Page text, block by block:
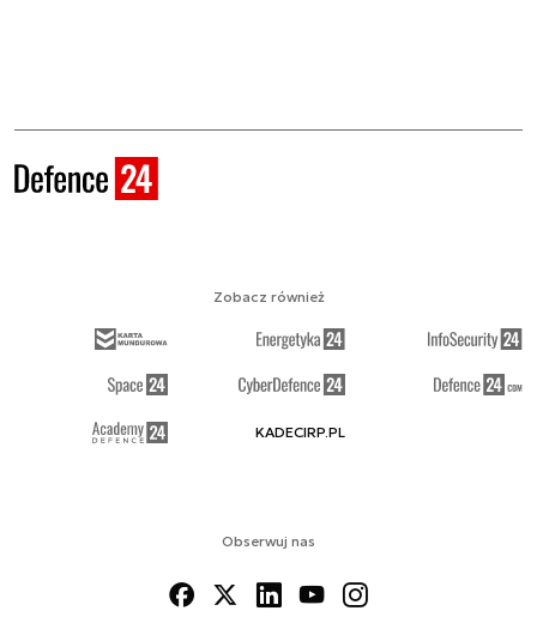
Obserwuj nas
Zobacz również
KADECIRP.PL